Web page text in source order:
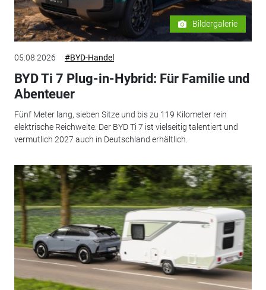
Bildergalerie
05.08.2026 #BYD-Handel
BYD Ti 7 Plug-in-Hybrid: Für Familie und
Abenteuer
Fünf Meter lang, sieben Sitze und bis zu 119 Kilometer rein
elektrische Reichweite: Der BYD Ti 7 ist vielseitig talentiert und
vermutlich 2027 auch in Deutschland erhältlich.